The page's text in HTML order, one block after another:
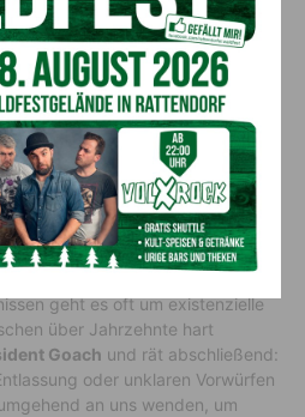
Del Frate (c) AK Kärnten/Helge Bauer
Hilfe suchen
mehr, wie wichtig derkostenlose
geht es oft um existenzielle
über Jahrzehnte hart
Goach und rät abschließend:
oder unklaren Vorwürfen
an uns wenden , um